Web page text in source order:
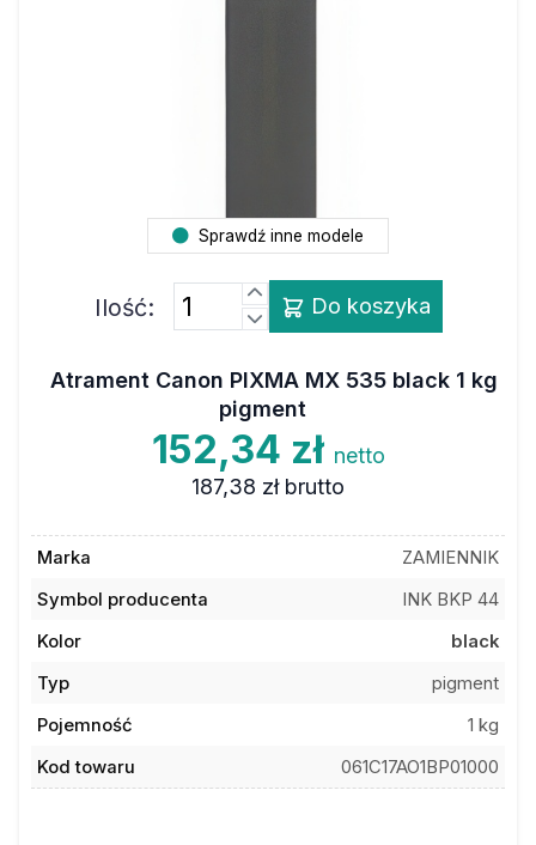
Sprawdź inne modele
Ilość: Do koszyka
Atrament Canon PIXMA MX 535 black 1 kg
pigment
152,34 zł netto
187,38 zł brutto
Marka
ZAMIENNIK
Symbol producenta
INK BKP 44
Kolor
black
Typ
pigment
Pojemność
1 kg
Kod towaru
061C17AO1BP01000